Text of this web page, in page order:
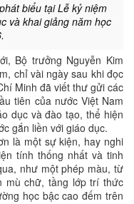
biểu tại Lễ kỷ niệm
và khai giảng năm học
Bộ trưởng Nguyễn Kim
chỉ vài ngày sau khi đọc
Minh đã viết thư gửi các
tiên của nước Việt Nam
dục và đào tạo, thể hiện
gắn liền với giáo dục.
là một sự kiện, hay nghi
tính thống nhất và tinh
như một phép màu, từ
mù chữ, tầng lớp trí thức
học bậc cao đếm trên